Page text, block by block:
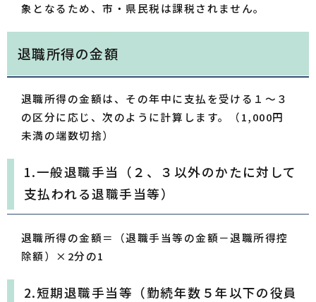
象となるため、市・県民税は課税されません。
退職所得の金額
退職所得の金額は、その年中に支払を受ける１～３
の区分に応じ、次のように計算します。（1,000円
未満の端数切捨）
1.一般退職手当（２、３以外のかたに対して
支払われる退職手当等）
退職所得の金額＝（退職手当等の金額－退職所得控
除額）×2分の1
2.短期退職手当等（勤続年数５年以下の役員